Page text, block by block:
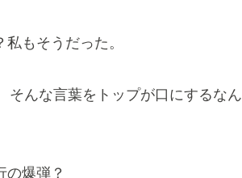
もそうだった。
そんな言葉をトップが口にするなん
の爆弾？